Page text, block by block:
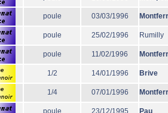
poule 03/03/1996
poule 25/02/1996 Rumilly
poule 11/02/1996
1/2 14/01/1996 Brive
1/4 07/01/1996
poule 23/12/1995 Pau